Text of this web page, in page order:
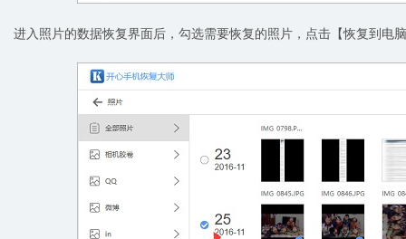
进入照片的数据恢复界面后，勾选需要恢复的照片，点击【恢复到电